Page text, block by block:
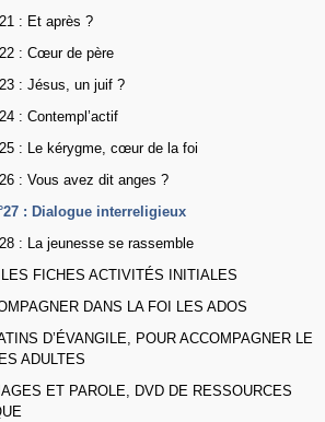
: Et après ?
: Cœur de père
: Jésus, un juif ?
: Contempl’actif
: Le kérygme, cœur de la foi
: Vous avez dit anges ?
: Dialogue interreligieux
: La jeunesse se rassemble
FICHES ACTIVITÉS INITIALES
DANS LA FOI LES ADOS
D’ÉVANGILE, POUR ACCOMPAGNER LE
ADULTES
ET PAROLE, DVD DE RESSOURCES